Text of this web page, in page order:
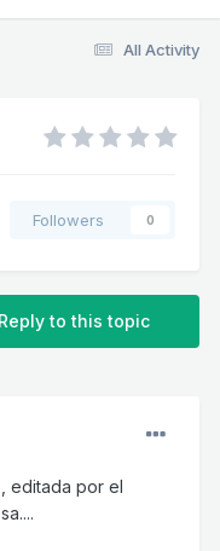
All Activity
Followers 0
Reply to this topic
editada por el